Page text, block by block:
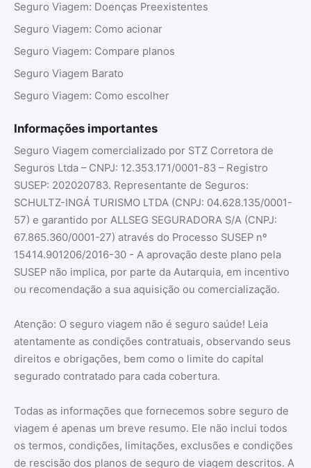
Seguro Viagem: Doenças Preexistentes
Seguro Viagem: Como acionar
Seguro Viagem: Compare planos
Seguro Viagem Barato
Seguro Viagem: Como escolher
Informações importantes
Seguro Viagem comercializado por STZ Corretora de
Seguros Ltda – CNPJ: 12.353.171/0001-83 – Registro
SUSEP: 202020783. Representante de Seguros:
SCHULTZ-INGÁ TURISMO LTDA (CNPJ: 04.628.135/0001-
57) e garantido por ALLSEG SEGURADORA S/A (CNPJ:
67.865.360/0001-27) através do Processo SUSEP nº
15414.901206/2016-30 - A aprovação deste plano pela
SUSEP não implica, por parte da Autarquia, em incentivo
ou recomendação a sua aquisição ou comercialização.
Atenção: O seguro viagem não é seguro saúde! Leia
atentamente as condições contratuais, observando seus
direitos e obrigações, bem como o limite do capital
segurado contratado para cada cobertura.
Todas as informações que fornecemos sobre seguro de
viagem é apenas um breve resumo. Ele não inclui todos
os termos, condições, limitações, exclusões e condições
de rescisão dos planos de seguro de viagem descritos. A